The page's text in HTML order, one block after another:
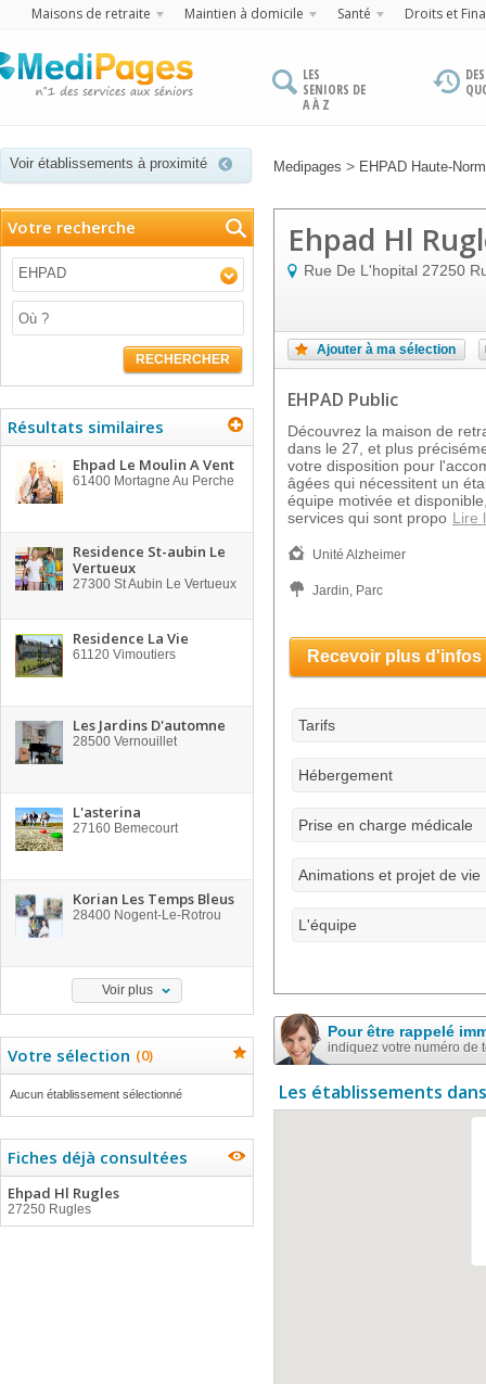
Maisons de retraite Maintien à domicile Santé Droits et
LES
SENIORS DE
A À Z
Voir établissements à proximité Medipages > EHPAD Haute-
Votre recherche
EHPAD
RECHERCHER
Résultats similaires
Ehpad Le Moulin A Vent
61400 Mortagne Au Perche
Residence St-aubin Le
Vertueux
27300 St Aubin Le Vertueux
Residence La Vie
61120 Vimoutiers
Les Jardins D'automne
28500 Vernouillet
L'asterina
27160 Bemecourt
Korian Les Temps Bleus
28400 Nogent-Le-Rotrou
Voir plus
Votre sélection (0)
Aucun établissement sélectionné
Fiches déjà consultées
Ehpad Hl Rugles
27250 Rugles
Ehpad Hl
Rue De L'hopital 27250
Ajouter à ma sélection
EHPAD Public
Découvrez la maison de
dans le 27, et plus
votre disposition pour
âgées qui nécessitent un
équipe motivée et
services qui sont propo Lire
Unité Alzheimer
Jardin, Parc
Recevoir plus d'infos
Tarifs
Hébergement
Prise en charge médicale
Animations et projet de vie
L'équipe
Pour être rappelé
indiquez votre numéro de
Les établissements